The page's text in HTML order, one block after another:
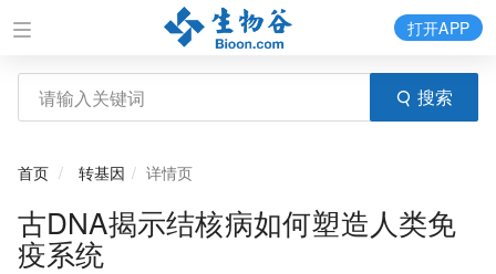
搜索
打开APP
首页 转基因 详情页
古DNA揭示结核病如何塑造人类免
疫系统